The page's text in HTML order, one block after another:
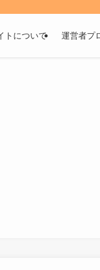
トについて 運営者プ